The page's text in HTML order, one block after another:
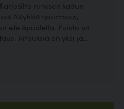
nimisen kadun
Nöykkiönpuistossa,
eteläpuolella. Puisto on
Aitauksia on yksi ja...